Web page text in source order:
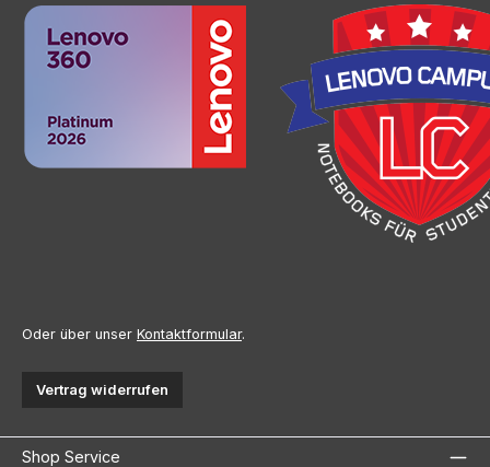
Oder über unser Kontaktformular.
Vertrag widerrufen
Shop Service